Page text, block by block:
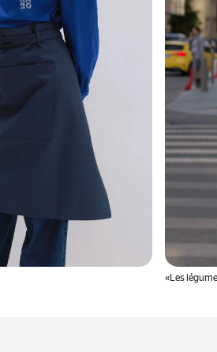
«Les